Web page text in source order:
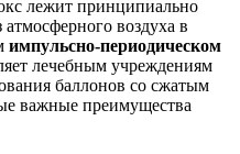
лежит принципиально
воздуха в
импульсно-периодическом
лечебным учреждениям
баллонов со сжатым
важные преимущества